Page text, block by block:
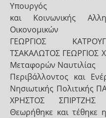
Υπουργός
και Κοινωνικής
Οικονομικών
ΓΕΩΡΓΙΟΣ
ΤΣΑΚΑΛΩΤΟΣ ΓΕΩΡΓΙΟΣ
Μεταφορών Ναυτιλίας
Περιβάλλοντος και
Νησιωτικής Πολιτικής
ΧΡΗΣΤΟΣ
Θεωρήθηκε και τέθηκε